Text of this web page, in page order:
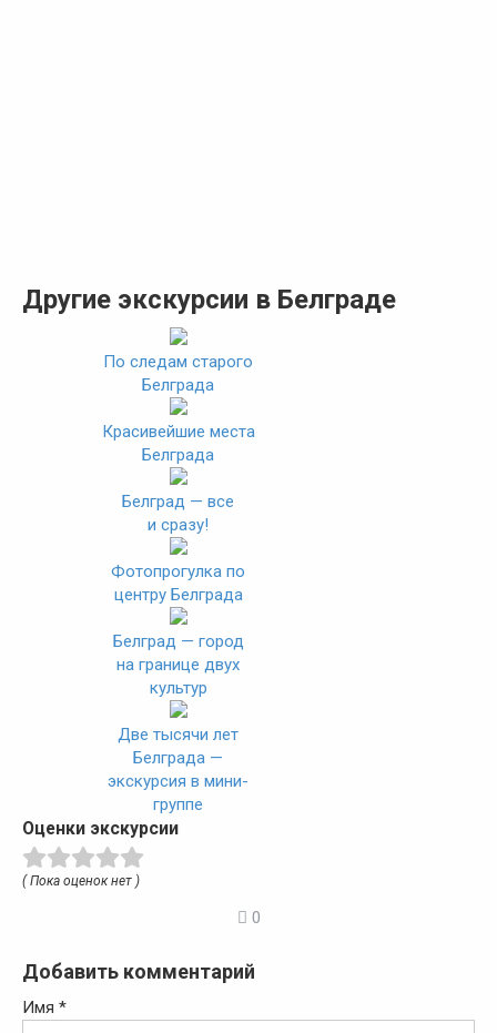
Другие экскурсии в Белграде
По следам старого
Белграда
Красивейшие места
Белграда
Белград — все
и сразу!
Фотопрогулка по
центру Белграда
Белград — город
на границе двух
культур
Две тысячи лет
Белграда —
экскурсия в мини-
группе
Оценки экскурсии
( Пока оценок нет )
0
Добавить комментарий
Имя *